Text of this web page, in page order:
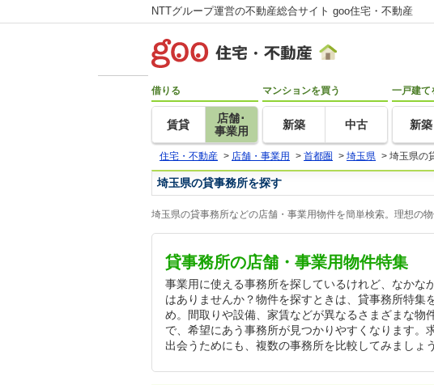
NTTグループ運営の不動産総合サイト goo住宅・不動産
借りる
賃貸
店舗･
事業用
マンションを買う
新築 中古
一戸建て
新築
住宅・不動産 > 店舗・事業用 > 首都圏 > 埼玉県 > 埼玉県の
埼玉県の貸事務所を探す
埼玉県の貸事務所などの店舗・事業用物件を簡単検索。理想の
貸事務所の店舗・事業用物件特集
事業用に使える事務所を探しているけれど、なかな
はありませんか？物件を探すときは、貸事務所特集
め。間取りや設備、家賃などが異なるさまざまな物
で、希望にあう事務所が見つかりやすくなります。
出会うためにも、複数の事務所を比較してみましょう